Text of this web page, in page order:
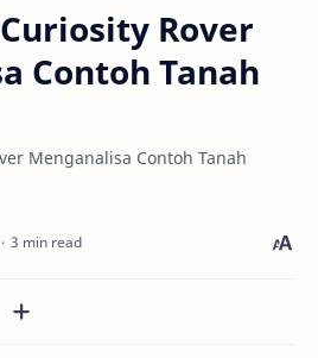
Rover
Contoh Tanah
Menganalisa Contoh Tanah
3 min read